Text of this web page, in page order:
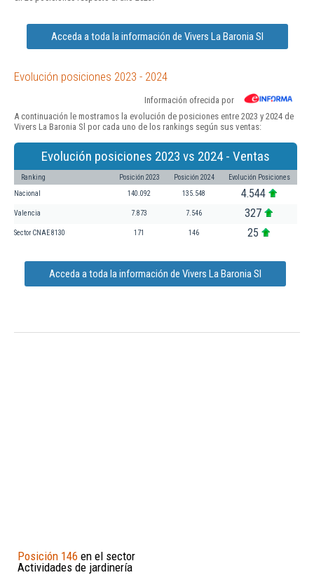
Acceda a toda la información de Vivers La Baronia Sl
Evolución posiciones 2023 - 2024
Información ofrecida por
A continuación le mostramos la evolución de posiciones entre 2023 y 2024 de
Vivers La Baronia Sl por cada uno de los rankings según sus ventas:
Evolución posiciones 2023 vs 2024 - Ventas
Ranking Posición 2023 Posición 2024 Evolución Posiciones
Nacional 140.092 135.548 4.544
Valencia 7.873 7.546 327
Sector CNAE 8130 171 146 25
Acceda a toda la información de Vivers La Baronia Sl
Posición 146 en el sector
Actividades de jardinería